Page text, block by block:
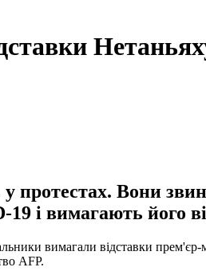
у протестах. Вони
19 і вимагають його
вимагали відставки прем'єр-
AFP.